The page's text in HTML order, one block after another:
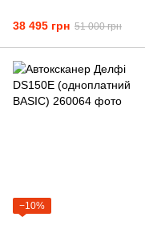
38 495 грн 51 000 грн
−10%